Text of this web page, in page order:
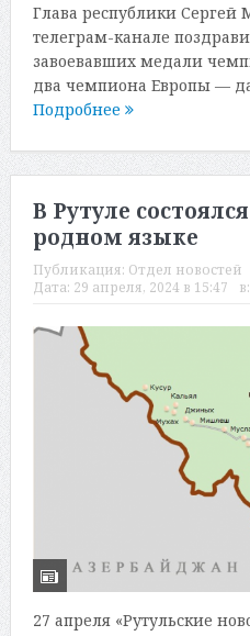
Глава республики Сергей
телеграм-канале
завоевавших медали
два чемпиона Европы —
Подробнее
В Рутуле
родном языке
Публикация: Отдел новостей
Дата: 29 апреля, 2024 в 15:47 в:
27 апреля «Рутульские